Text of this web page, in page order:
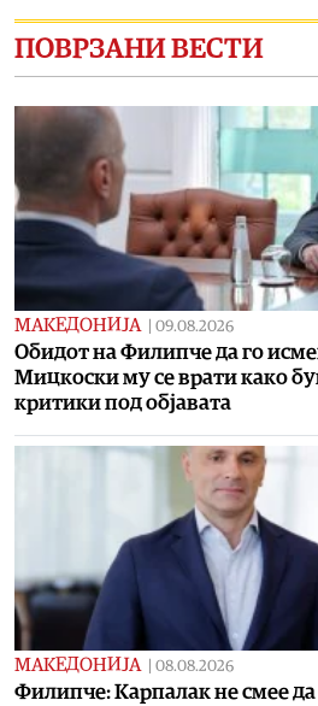
ПОВРЗАНИ ВЕСТИ
МАКЕДОНИЈА 09.08.2026
Обидот на Филипче да го
Мицкоски му се врати како
критики под објавата
МАКЕДОНИЈА 08.08.2026
Филипче: Карпалак не смее